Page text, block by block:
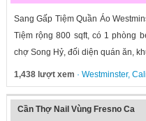
Sang Gấp Tiệm Quần Áo
Tiệm rộng 800 sqft, có 1 phòng
chợ Song Hỷ, đối diện quán ăn,
1,438 lượt xem · Westminster,
Cần Thợ Nail Vùng Fresno Ca